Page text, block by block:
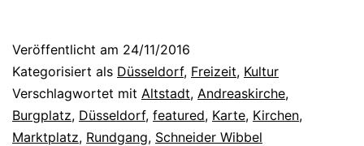
B
e
r
b
Veröffentlicht am 24/11/2016
Kategorisiert als Düsseldorf, Freizeit, Kultur
Verschlagwortet mit Altstadt, Andreaskirche,
Burgplatz, Düsseldorf, featured, Karte, Kirchen,
Marktplatz, Rundgang, Schneider Wibbel